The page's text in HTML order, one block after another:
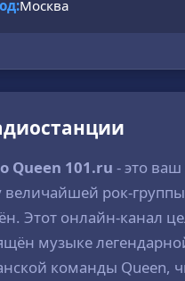
Москва
Queen 101.ru - это
величайшей рок-
Этот онлайн-канал
музыке
команды Queen,